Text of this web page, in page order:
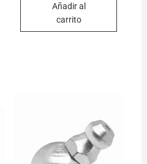
Añadir al
carrito